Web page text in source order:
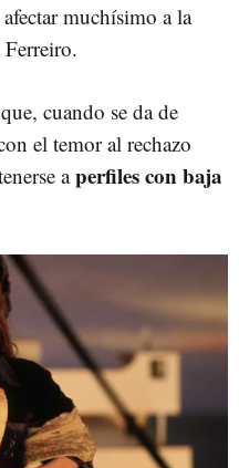
muchísimo a la
cuando se da de
el temor al rechazo
aperfiles con baja